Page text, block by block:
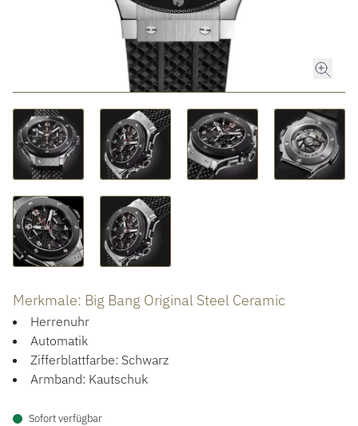
ROLEX CERTIFIED PRE-OWNED
LUXURY DEALS
HOCHZEIT
ACCESSOIRES
ÜBER UNS
Merkmale: Big Bang Original Steel Ceramic
Herrenuhr
Automatik
Zifferblattfarbe: Schwarz
Armband: Kautschuk
Sofort verfügbar